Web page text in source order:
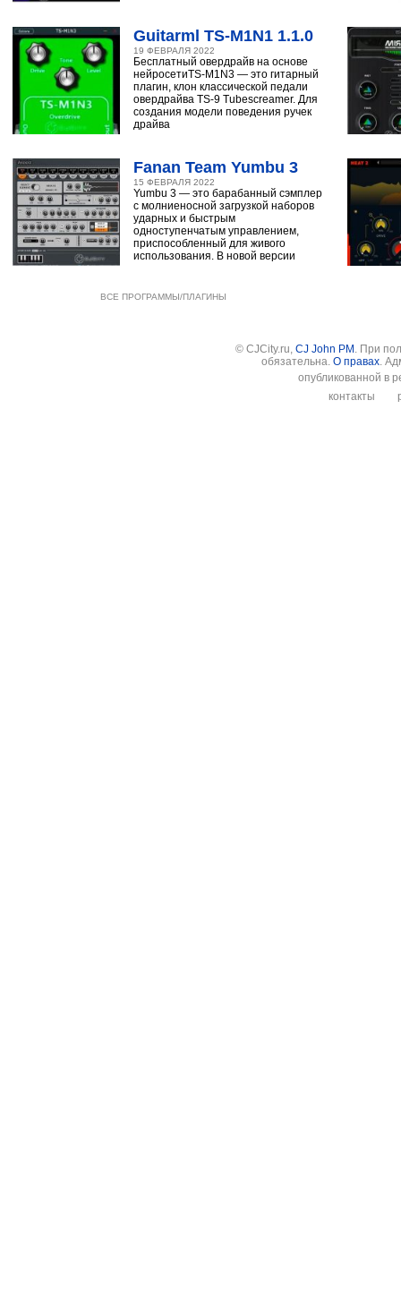
Guitarml TS-M1N1 1.1.0
19 ФЕВРАЛЯ 2022
Бесплатный овердрайв на основе
нейросетиTS-M1N3 — это гитарный
плагин, клон классической педали
овердрайва TS-9 Tubescreamer. Для
создания модели поведения ручек
драйва
Fanan Team Yumbu 3
15 ФЕВРАЛЯ 2022
Yumbu 3 — это барабанный сэмплер
с молниеносной загрузкой наборов
ударных и быстрым
одноступенчатым управлением,
приспособленный для живого
использования. В новой версии
ВСЕ ПРОГРАММЫ/ПЛАГИНЫ
© CJCity.ru, CJ John PM . При
обязательна. О правах.
опубликованной в
контакты